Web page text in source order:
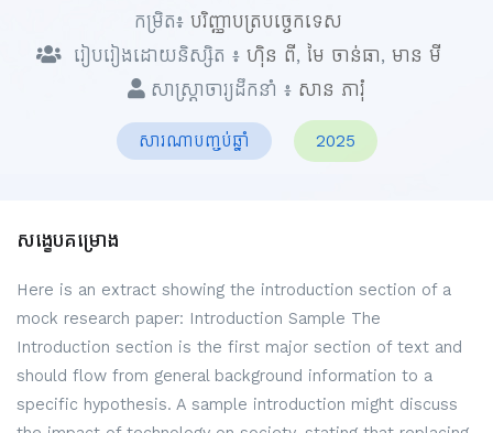
កម្រិត៖ បរិញ្ញាបត្របច្ចេកទេស
រៀបរៀងដោយនិស្សិត ៖ ហ៊ិន ពី, មៃ ចាន់ធា, មាន មី
សាស្ត្រាចារ្យដឹកនាំ ៖ សាន ភារុំ
សារណាបញ្ចប់ឆ្នាំ 2025
សង្ខេបគម្រោង
Here is an extract showing the introduction section of a
mock research paper: Introduction Sample The
Introduction section is the first major section of text and
should flow from general background information to a
specific hypothesis. A sample introduction might discuss